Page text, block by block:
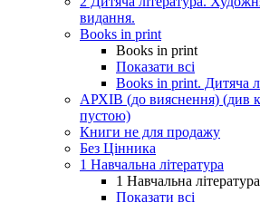
видання.
Books in print
Books in print
Показати всі
Books in print. Дитяча
АРХІВ (до вияснення) (див
пустою)
Книги не для продажу
Без Цінника
1 Навчальна література
1 Навчальна література
Показати всі